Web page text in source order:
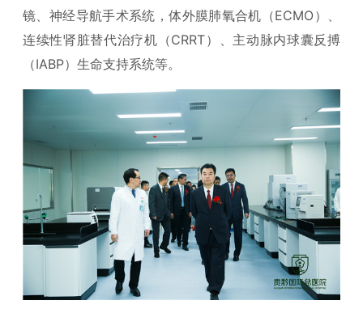
镜、神经导航手术系统，体外膜肺氧合机（ECMO）、
连续性肾脏替代治疗机（CRRT）、主动脉内球囊反搏
（IABP）生命支持系统等。